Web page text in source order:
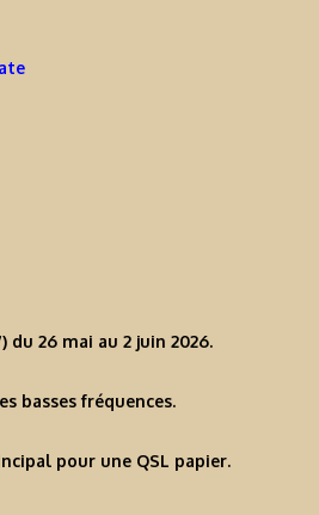
du 26 mai au 2 juin 2026.
basses fréquences.
pour une QSL papier.